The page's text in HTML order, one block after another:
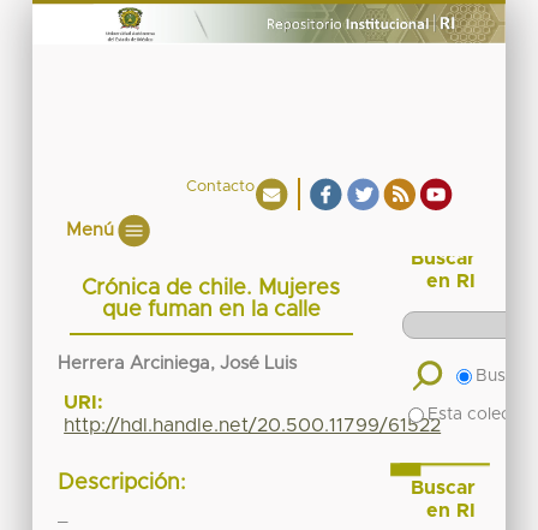
Contacto
Menú
Crónica de chile. Mujeres
que fuman en la calle
Herrera Arciniega, José Luis
URI:
http://hdl.handle.net/20.500.11799/61522
Descripción:
Buscar
en RI
Buscar
Esta
Buscar
en RI